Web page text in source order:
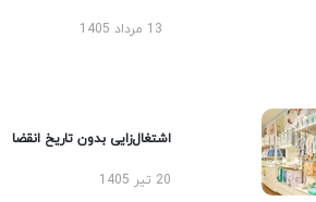
13 مرداد 1405
اشتغال‌زایی بدون تاریخ انقضا
20 تیر 1405